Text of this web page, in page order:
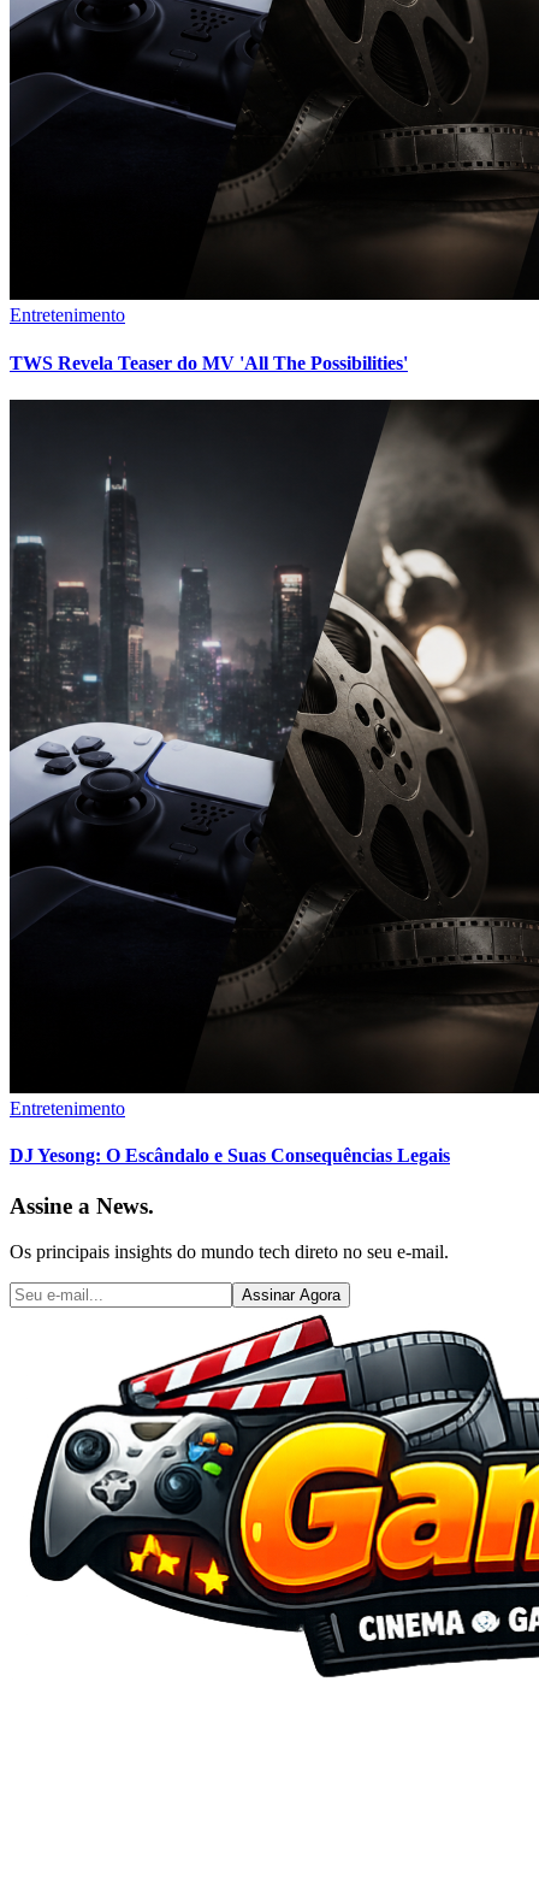
Entretenimento
TWS Revela Teaser do MV 'All The Possibilities'
Entretenimento
DJ Yesong: O Escândalo e Suas Consequências Legais
Assine a News.
Os principais insights do mundo tech direto no seu e-mail.
Assinar Agora